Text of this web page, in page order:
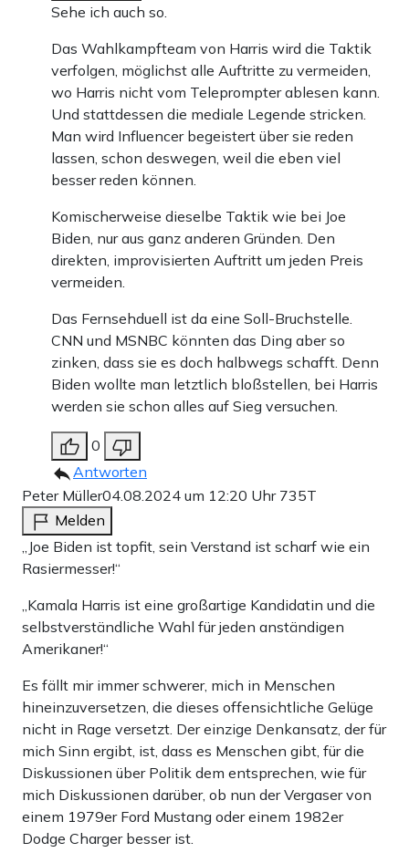
Sehe ich auch so.
Das Wahlkampfteam von Harris wird die Taktik
verfolgen, möglichst alle Auftritte zu vermeiden,
wo Harris nicht vom Teleprompter ablesen kann.
Und stattdessen die mediale Legende stricken.
Man wird Influencer begeistert über sie reden
lassen, schon deswegen, weil die eben viel
besser reden können.
Komischerweise dieselbe Taktik wie bei Joe
Biden, nur aus ganz anderen Gründen. Den
direkten, improvisierten Auftritt um jeden Preis
vermeiden.
Das Fernsehduell ist da eine Soll-Bruchstelle.
CNN und MSNBC könnten das Ding aber so
zinken, dass sie es doch halbwegs schafft. Denn
Biden wollte man letztlich bloßstellen, bei Harris
werden sie schon alles auf Sieg versuchen.
0
Antworten
Peter Müller04.08.2024 um 12:20 Uhr 735T
Melden
„Joe Biden ist topfit, sein Verstand ist scharf wie ein
Rasiermesser!“
„Kamala Harris ist eine großartige Kandidatin und die
selbstverständliche Wahl für jeden anständigen
Amerikaner!“
Es fällt mir immer schwerer, mich in Menschen
hineinzuversetzen, die dieses offensichtliche Gelüge
nicht in Rage versetzt. Der einzige Denkansatz, der für
mich Sinn ergibt, ist, dass es Menschen gibt, für die
Diskussionen über Politik dem entsprechen, wie für
mich Diskussionen darüber, ob nun der Vergaser von
einem 1979er Ford Mustang oder einem 1982er
Dodge Charger besser ist.